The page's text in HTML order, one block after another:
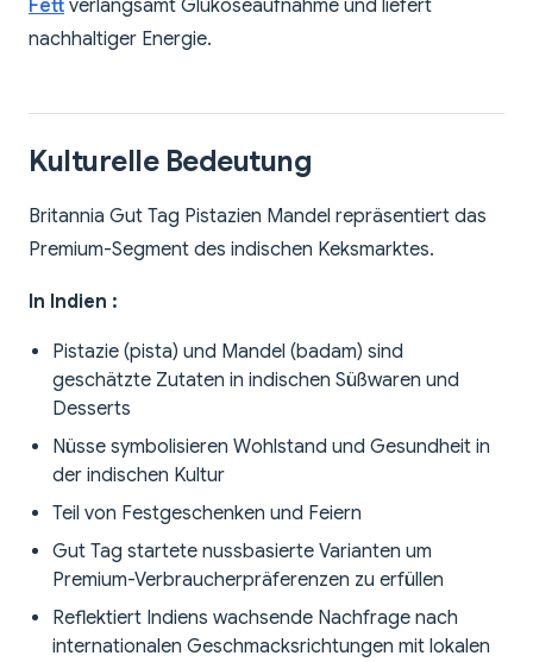
Fett verlangsamt Glukoseaufnahme und liefert
nachhaltiger Energie.
Kulturelle Bedeutung
Britannia Gut Tag Pistazien Mandel repräsentiert das
Premium-Segment des indischen Keksmarktes.
In Indien :
Pistazie (pista) und Mandel (badam) sind
geschätzte Zutaten in indischen Süßwaren und
Desserts
Nüsse symbolisieren Wohlstand und Gesundheit in
der indischen Kultur
Teil von Festgeschenken und Feiern
Gut Tag startete nussbasierte Varianten um
Premium-Verbraucherpräferenzen zu erfüllen
Reflektiert Indiens wachsende Nachfrage nach
internationalen Geschmacksrichtungen mit lokalen